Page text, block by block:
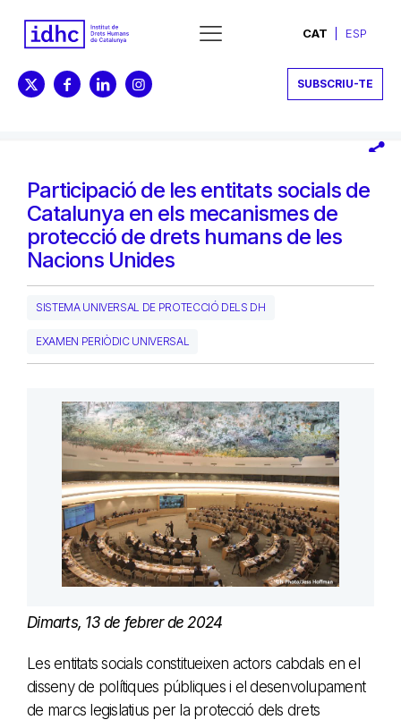
CAT ESP
SUBSCRIU-TE
Participació de les entitats socials de
Catalunya en els mecanismes de
protecció de drets humans de les
Nacions Unides
SISTEMA UNIVERSAL DE PROTECCIÓ DELS DH
EXAMEN PERIÒDIC UNIVERSAL
Dimarts, 13 de febrer de 2024
Les entitats socials constitueixen actors cabdals en el
disseny de polítiques públiques i el desenvolupament
de marcs legislatius per la protecció dels drets